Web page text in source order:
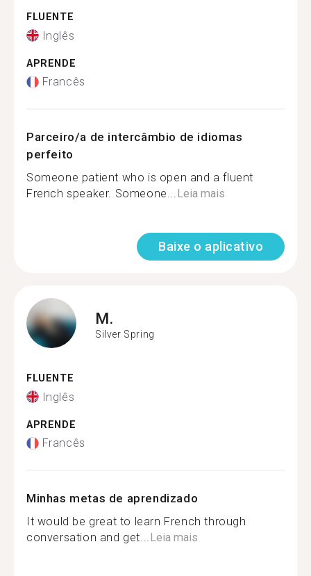
FLUENTE
Inglês
APRENDE
Francês
Parceiro/a de intercâmbio de idiomas
perfeito
Someone patient who is open and a fluent
French speaker. Someone...Leia mais
Baixe o aplicativo
M.
Silver Spring
FLUENTE
Inglês
APRENDE
Francês
Minhas metas de aprendizado
It would be great to learn French through
conversation and get...Leia mais